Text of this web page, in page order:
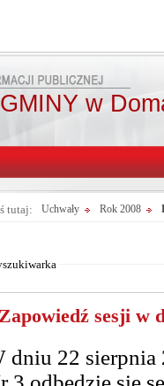
w
tutaj: Uchwały Rok 2008
Zapowiedź sesji w
dniu 22 sierpnia